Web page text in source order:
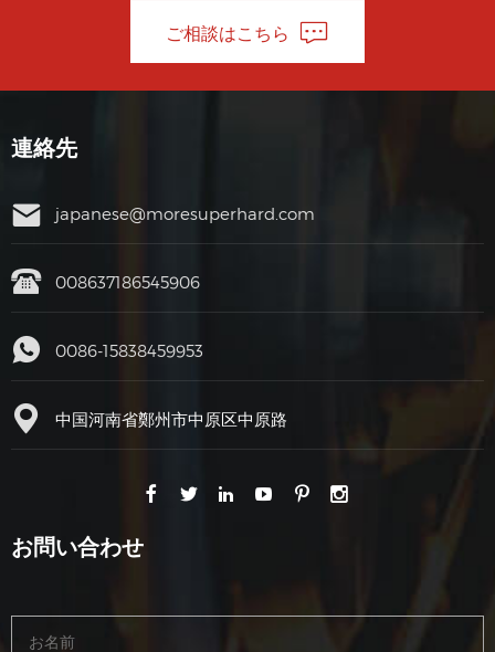
ご相談はこちら
連絡先
japanese@moresuperhard.com
008637186545906
0086-15838459953
中国河南省鄭州市中原区中原路
お問い合わせ